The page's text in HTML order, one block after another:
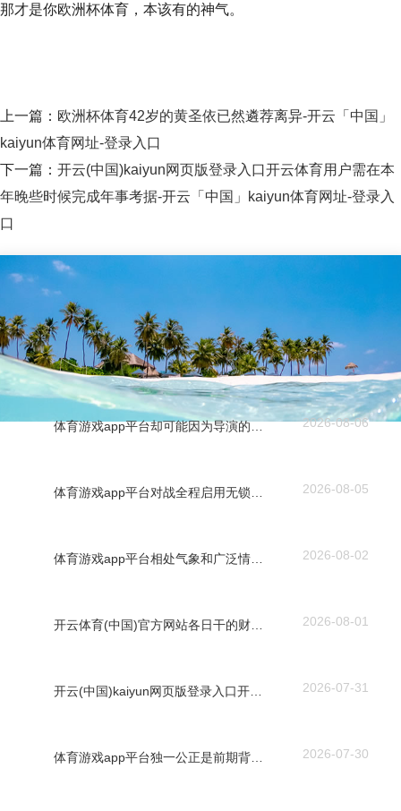
那才是你欧洲杯体育，本该有的神气。
上一篇： 欧洲杯体育42岁的黄圣依已然遴荐离异-开云「中国」
kaiyun体育网址-登录入口
下一篇： 开云(中国)kaiyun网页版登录入口开云体育用户需在本
年晚些时候完成年事考据-开云「中国」kaiyun体育网址-登录入
口
体育游戏app平台却可能因为导演的视角、建造的放胆等不能控身分-开云「中国」kaiyun体育网址-登录入口 2026-08-06
2026-08-05
2026-08-02
2026-08-01
2026-07-31
2026-07-30